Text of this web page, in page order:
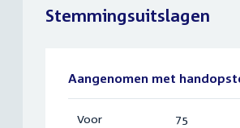
Stemmingsuitslagen
Aangenomen met
Voor:
75